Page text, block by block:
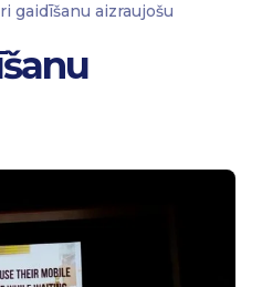
gaidīšanu aizraujošu